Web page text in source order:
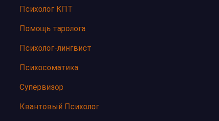
Психолог КПТ
Помощь таролога
Психолог-лингвист
Психосоматика
Супервизор
Квантовый Психолог